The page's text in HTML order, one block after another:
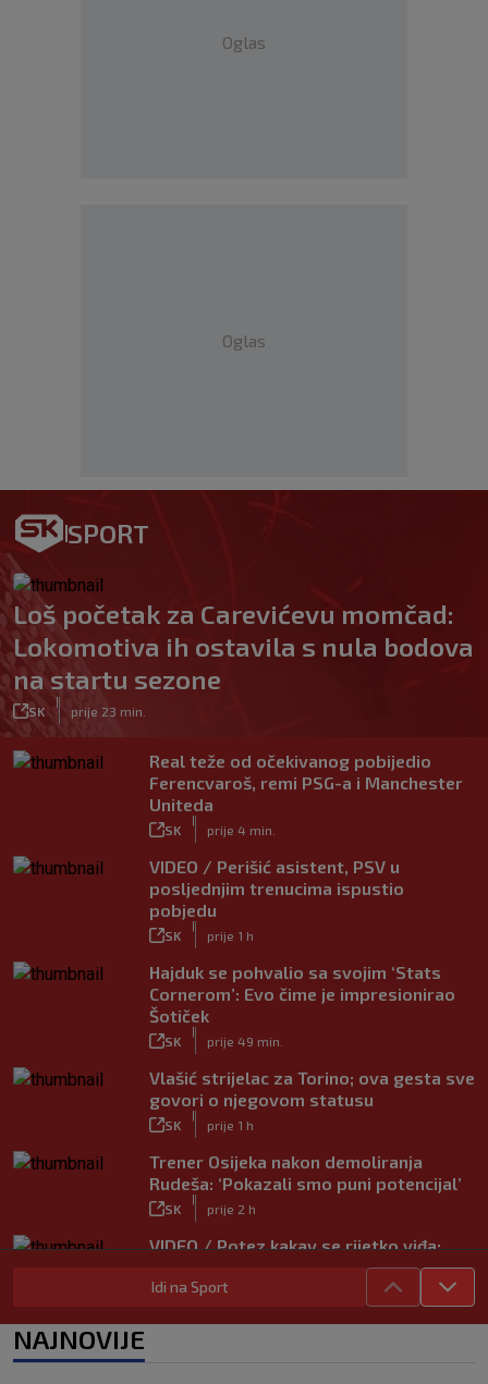
Oglas
Oglas
SPORT
Loš početak za Carevićevu momčad:
Lokomotiva ih ostavila s nula bodova
na startu sezone
SK prije 23 min.
Real teže od očekivanog pobijedio
Ferencvaroš, remi PSG-a i Manchester
Uniteda
SK prije 4 min.
VIDEO / Perišić asistent, PSV u
posljednjim trenucima ispustio
pobjedu
SK prije 1 h
Hajduk se pohvalio sa svojim ‘Stats
Cornerom’: Evo čime je impresionirao
Šotiček
SK prije 49 min.
Vlašić strijelac za Torino; ova gesta sve
govori o njegovom statusu
SK prije 1 h
Trener Osijeka nakon demoliranja
Rudeša: ‘Pokazali smo puni potencijal’
SK prije 2 h
VIDEO / Potez kakav se rijetko viđa:
Kada pomoć nije stigla, na rukama je
iznio suigrača u bolovima
Idi na Sport
NAJNOVIJE